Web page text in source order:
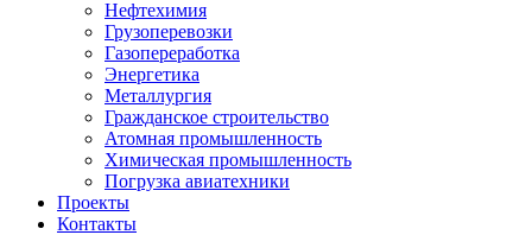
Нефтехимия
Грузоперевозки
Газопереработка
Энергетика
Металлургия
Гражданское строительство
Атомная промышленность
Химическая промышленность
Погрузка авиатехники
Проекты
Контакты